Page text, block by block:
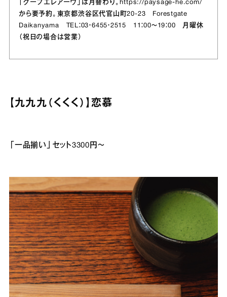
「クープエレアーヴ」は月替わり。 https://paysage-he.com/
から要予約。東京都渋谷区代官山町20‐23 Forestgate
Daikanyama TEL：03・6455・2515 11：00～19：00 月曜休
（祝日の場合は営業）
【九九九（くくく）】恋慕
「一品揃い」セット3300円～